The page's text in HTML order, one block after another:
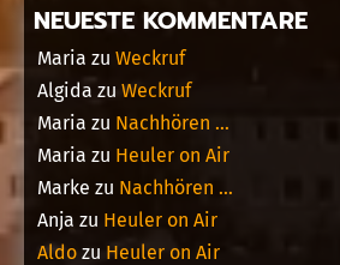
NEUESTE KOMMENTARE
Maria zu Weckruf
Algida zu Weckruf
Maria zu Nachhören …
Maria zu Heuler on Air
Marke zu Nachhören …
Anja zu Heuler on Air
Aldo zu Heuler on Air